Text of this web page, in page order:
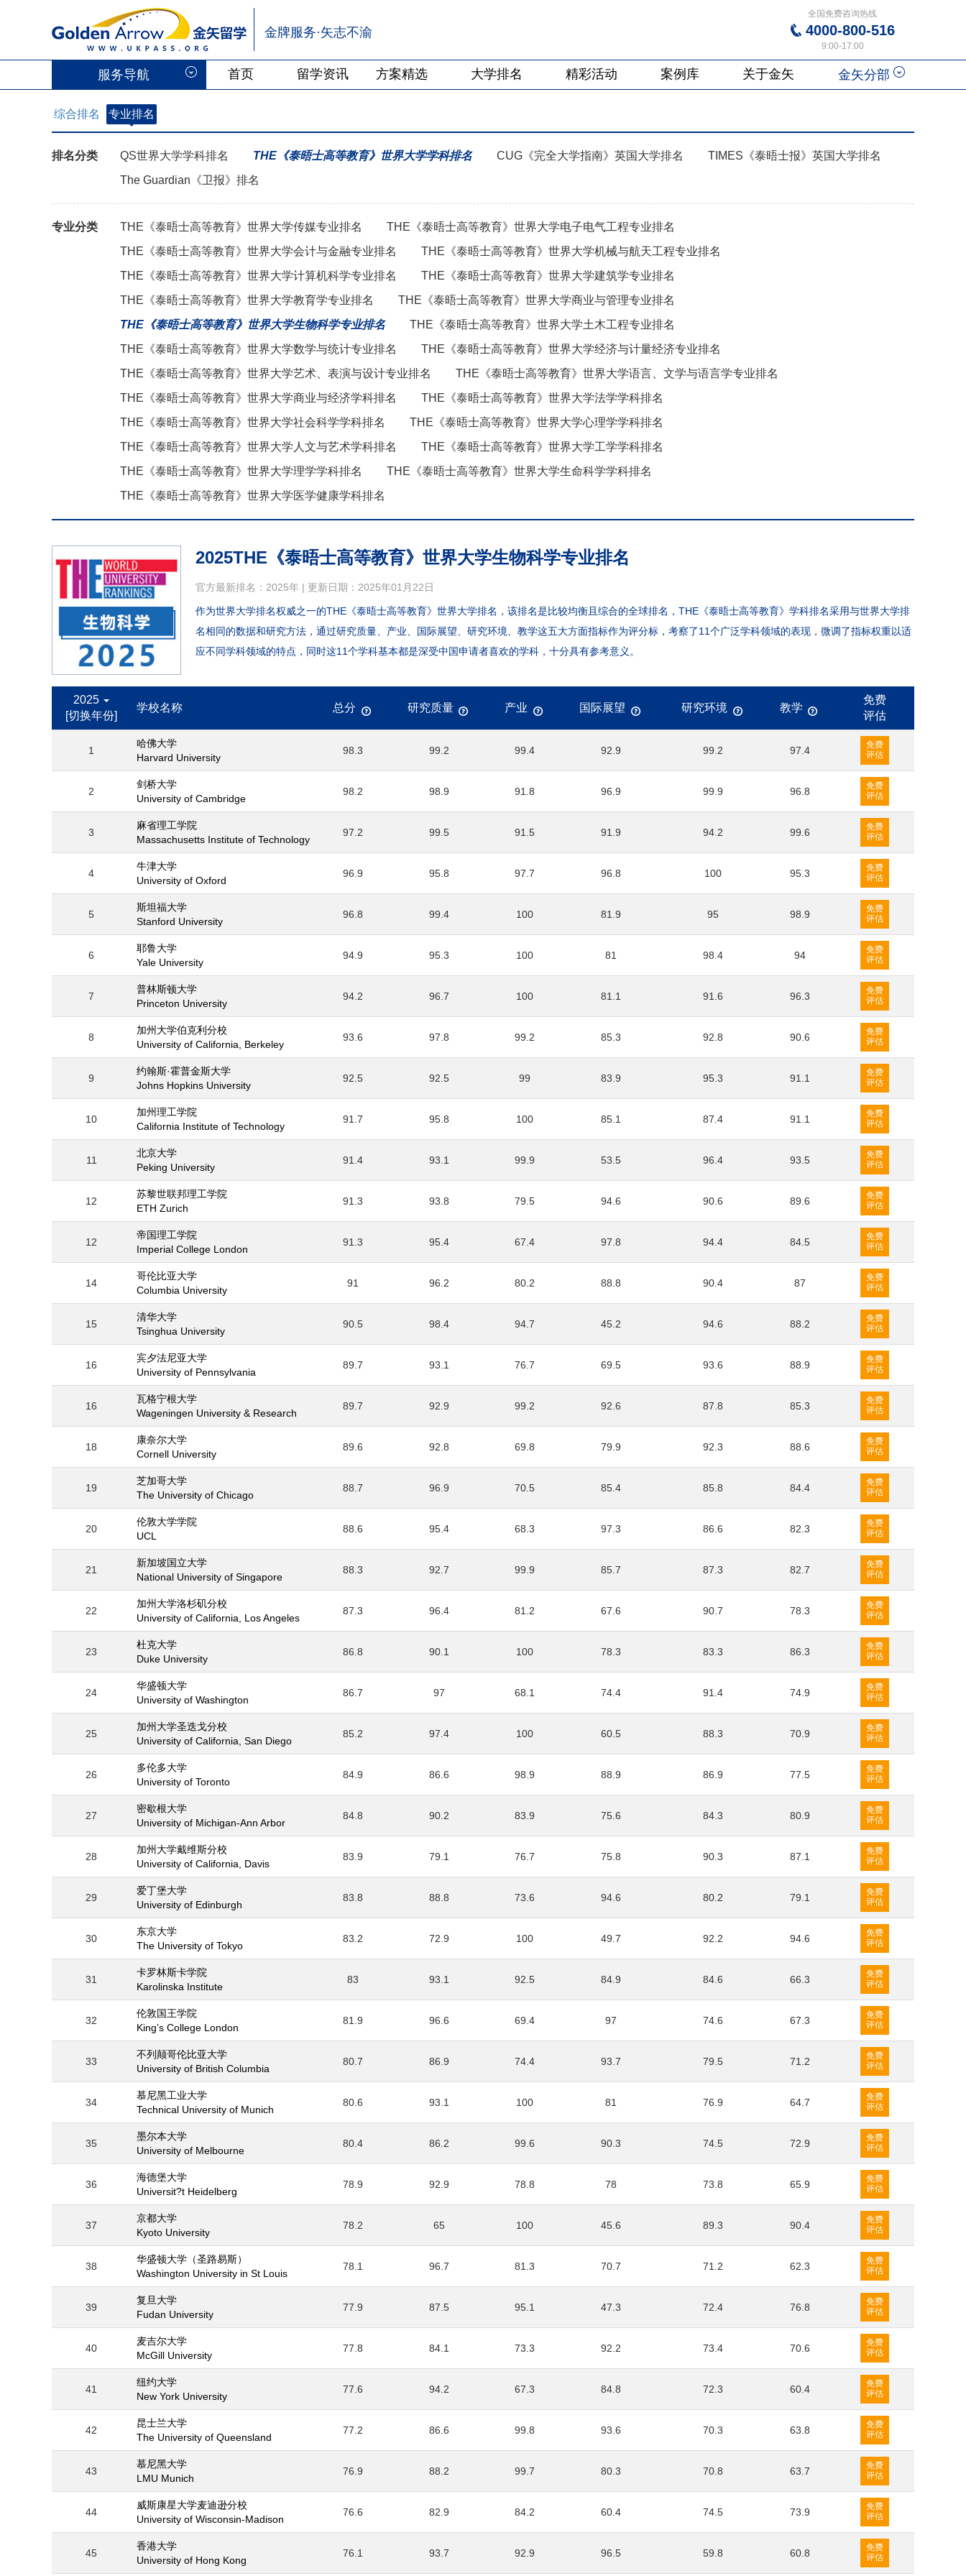
金牌服务·矢志不渝
全国免费咨询热线
4000-800-516
9:00-17:00
服务导航 首页 留学资讯 方案精选 大学排名 精彩活动 案例库 关于金矢 金矢分部
综合排名 专业排名
排名分类 QS世界大学学科排名 THE《泰晤士高等教育》世界大学学科排名 CUG《完全大学指南》英国大学排名
TIMES《泰晤士报》英国大学排名
The Guardian《卫报》排名
专业分类 THE《泰晤士高等教育》世界大学传媒专业排名
THE《泰晤士高等教育》世界大学电子电气工程专业排名
THE《泰晤士高等教育》世界大学会计与金融专业排名
THE《泰晤士高等教育》世界大学机械与航天工程专业排名
THE《泰晤士高等教育》世界大学计算机科学专业排名
THE《泰晤士高等教育》世界大学建筑学专业排名
THE《泰晤士高等教育》世界大学教育学专业排名
THE《泰晤士高等教育》世界大学商业与管理专业排名
THE《泰晤士高等教育》世界大学生物科学专业排名
THE《泰晤士高等教育》世界大学土木工程专业排名
THE《泰晤士高等教育》世界大学数学与统计专业排名
THE《泰晤士高等教育》世界大学经济与计量经济专业排名
THE《泰晤士高等教育》世界大学艺术、表演与设计专业排名
THE《泰晤士高等教育》世界大学语言、文学与语言学专业排名
THE《泰晤士高等教育》世界大学商业与经济学科排名
THE《泰晤士高等教育》世界大学法学学科排名
THE《泰晤士高等教育》世界大学社会科学学科排名
THE《泰晤士高等教育》世界大学心理学学科排名
THE《泰晤士高等教育》世界大学人文与艺术学科排名
THE《泰晤士高等教育》世界大学工学学科排名
THE《泰晤士高等教育》世界大学理学学科排名
THE《泰晤士高等教育》世界大学生命科学学科排名
THE《泰晤士高等教育》世界大学医学健康学科排名
2025THE《泰晤士高等教育》世界大学生物科学专业排名
官方最新排名：2025年 | 更新日期：2025年01月22日
作为世界大学排名权威之一的THE《泰晤士高等教育》世界大学排名，该排名是比较均衡且综合的全球排名，THE《泰晤士高等教育》学科排名采用与世界大学排
名相同的数据和研究方法，通过研究质量、产业、国际展望、研究环境、教学这五大方面指标作为评分标，考察了11个广泛学科领域的表现，微调了指标权重以适
应不同学科领域的特点，同时这11个学科基本都是深受中国申请者喜欢的学科，十分具有参考意义。
2025
[切换年份]
学校名称 总分 研究质量 产业 国际展望 研究环境 教学
免费
评估
1
哈佛大学
Harvard University
98.3 99.2 99.4 92.9 99.2 97.4
免费
评估
2
剑桥大学
University of Cambridge
98.2 98.9 91.8 96.9 99.9 96.8
免费
评估
3
麻省理工学院
Massachusetts Institute of Technology
97.2 99.5 91.5 91.9 94.2 99.6
免费
评估
4
牛津大学
University of Oxford
96.9 95.8 97.7 96.8 100 95.3
免费
评估
5
斯坦福大学
Stanford University
96.8 99.4 100 81.9 95 98.9
免费
评估
6
耶鲁大学
Yale University
94.9 95.3 100 81 98.4 94
免费
评估
7
普林斯顿大学
Princeton University
94.2 96.7 100 81.1 91.6 96.3
免费
评估
8
加州大学伯克利分校
University of California, Berkeley
93.6 97.8 99.2 85.3 92.8 90.6
免费
评估
9
约翰斯·霍普金斯大学
Johns Hopkins University
92.5 92.5 99 83.9 95.3 91.1
免费
评估
10
加州理工学院
California Institute of Technology
91.7 95.8 100 85.1 87.4 91.1
免费
评估
11
北京大学
Peking University
91.4 93.1 99.9 53.5 96.4 93.5
免费
评估
12
苏黎世联邦理工学院
ETH Zurich
91.3 93.8 79.5 94.6 90.6 89.6
免费
评估
12
帝国理工学院
Imperial College London
91.3 95.4 67.4 97.8 94.4 84.5
免费
评估
14
哥伦比亚大学
Columbia University
91 96.2 80.2 88.8 90.4 87
免费
评估
15
清华大学
Tsinghua University
90.5 98.4 94.7 45.2 94.6 88.2
免费
评估
16
宾夕法尼亚大学
University of Pennsylvania
89.7 93.1 76.7 69.5 93.6 88.9
免费
评估
16
瓦格宁根大学
Wageningen University & Research
89.7 92.9 99.2 92.6 87.8 85.3
免费
评估
18
康奈尔大学
Cornell University
89.6 92.8 69.8 79.9 92.3 88.6
免费
评估
19
芝加哥大学
The University of Chicago
88.7 96.9 70.5 85.4 85.8 84.4
免费
评估
20
伦敦大学学院
UCL
88.6 95.4 68.3 97.3 86.6 82.3
免费
评估
21
新加坡国立大学
National University of Singapore
88.3 92.7 99.9 85.7 87.3 82.7
免费
评估
22
加州大学洛杉矶分校
University of California, Los Angeles
87.3 96.4 81.2 67.6 90.7 78.3
免费
评估
23
杜克大学
Duke University
86.8 90.1 100 78.3 83.3 86.3
免费
评估
24
华盛顿大学
University of Washington
86.7 97 68.1 74.4 91.4 74.9
免费
评估
25
加州大学圣迭戈分校
University of California, San Diego
85.2 97.4 100 60.5 88.3 70.9
免费
评估
26
多伦多大学
University of Toronto
84.9 86.6 98.9 88.9 86.9 77.5
免费
评估
27
密歇根大学
University of Michigan-Ann Arbor
84.8 90.2 83.9 75.6 84.3 80.9
免费
评估
28
加州大学戴维斯分校
University of California, Davis
83.9 79.1 76.7 75.8 90.3 87.1
免费
评估
29
爱丁堡大学
University of Edinburgh
83.8 88.8 73.6 94.6 80.2 79.1
免费
评估
30
东京大学
The University of Tokyo
83.2 72.9 100 49.7 92.2 94.6
免费
评估
31
卡罗林斯卡学院
Karolinska Institute
83 93.1 92.5 84.9 84.6 66.3
免费
评估
32
伦敦国王学院
King’s College London
81.9 96.6 69.4 97 74.6 67.3
免费
评估
33
不列颠哥伦比亚大学
University of British Columbia
80.7 86.9 74.4 93.7 79.5 71.2
免费
评估
34
慕尼黑工业大学
Technical University of Munich
80.6 93.1 100 81 76.9 64.7
免费
评估
35
墨尔本大学
University of Melbourne
80.4 86.2 99.6 90.3 74.5 72.9
免费
评估
36
海德堡大学
Universit?t Heidelberg
78.9 92.9 78.8 78 73.8 65.9
免费
评估
37
京都大学
Kyoto University
78.2 65 100 45.6 89.3 90.4
免费
评估
38
华盛顿大学（圣路易斯）
Washington University in St Louis
78.1 96.7 81.3 70.7 71.2 62.3
免费
评估
39
复旦大学
Fudan University
77.9 87.5 95.1 47.3 72.4 76.8
免费
评估
40
麦吉尔大学
McGill University
77.8 84.1 73.3 92.2 73.4 70.6
免费
评估
41
纽约大学
New York University
77.6 94.2 67.3 84.8 72.3 60.4
免费
评估
42
昆士兰大学
The University of Queensland
77.2 86.6 99.8 93.6 70.3 63.8
免费
评估
43
慕尼黑大学
LMU Munich
76.9 88.2 99.7 80.3 70.8 63.7
免费
评估
44
威斯康星大学麦迪逊分校
University of Wisconsin-Madison
76.6 82.9 84.2 60.4 74.5 73.9
免费
评估
45
香港大学
University of Hong Kong
76.1 93.7 92.9 96.5 59.8 60.8
免费
评估